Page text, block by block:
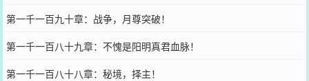
陆家老祖的传说，始终流传于世！
您要是觉得《 从赘婿开始建立长生家族
QQ群和微博微信里的朋友推荐哦！
第一千一百九十章：战争，月尊突破！
第一千一百八十九章：不愧是阳明真君血脉！
第一千一百八十八章：秘境，择主！